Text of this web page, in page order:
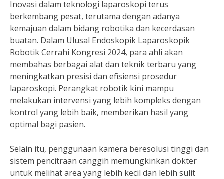
Inovasi dalam teknologi laparoskopi terus
berkembang pesat, terutama dengan adanya
kemajuan dalam bidang robotika dan kecerdasan
buatan. Dalam Ulusal Endoskopik Laparoskopik
Robotik Cerrahi Kongresi 2024, para ahli akan
membahas berbagai alat dan teknik terbaru yang
meningkatkan presisi dan efisiensi prosedur
laparoskopi. Perangkat robotik kini mampu
melakukan intervensi yang lebih kompleks dengan
kontrol yang lebih baik, memberikan hasil yang
optimal bagi pasien.
Selain itu, penggunaan kamera beresolusi tinggi dan
sistem pencitraan canggih memungkinkan dokter
untuk melihat area yang lebih kecil dan lebih sulit